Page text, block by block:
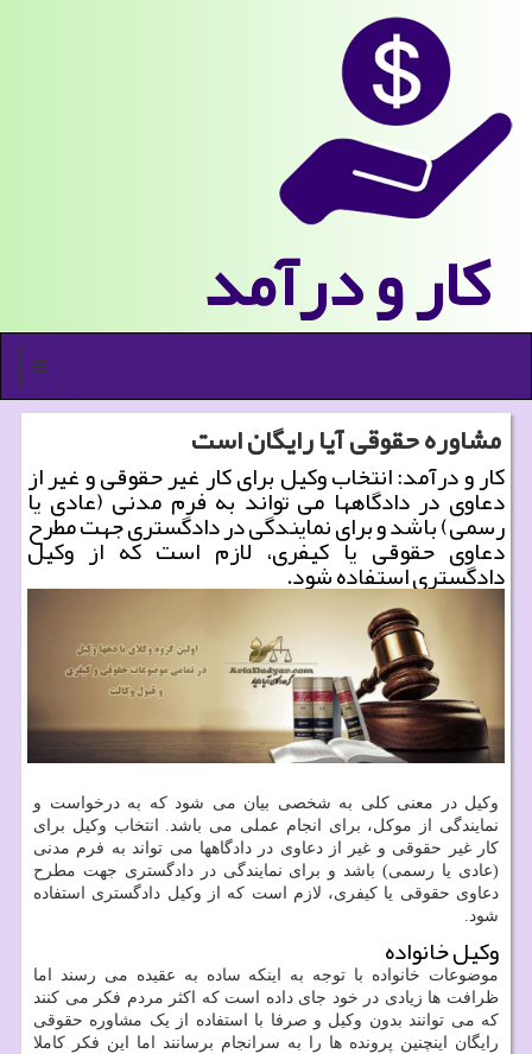
كار و درآمد
منو
مشاوره حقوقی آیا رایگان است
کار و درآمد: انتخاب وکیل برای کار غیر حقوقی و غیر از
دعاوی در دادگاهها می تواند به فرم مدنی (عادی یا
رسمی) باشد و برای نمایندگی در دادگستری جهت مطرح
دعاوی حقوقی یا کیفری، لازم است که از وکیل
دادگستری استفاده شود.
وکیل در معنی کلی به شخصی بیان می شود که به درخواست و
نمایندگی از موکل، برای انجام عملی می باشد. انتخاب وکیل برای
کار غیر حقوقی و غیر از دعاوی در دادگاهها می تواند به فرم مدنی
(عادی یا رسمی) باشد و برای نمایندگی در دادگستری جهت مطرح
دعاوی حقوقی یا کیفری، لازم است که از وکیل دادگستری استفاده
شود.
وکیل خانواده
موضوعات خانواده با توجه به اینکه ساده به عقیده می رسند اما
ظرافت ها زیادی در خود جای داده است که اکثر مردم فکر می کنند
که می توانند بدون وکیل و صرفا با استفاده از یک مشاوره حقوقی
رایگان اینچنین پرونده ها را به سرانجام برسانند اما این فکر کاملا